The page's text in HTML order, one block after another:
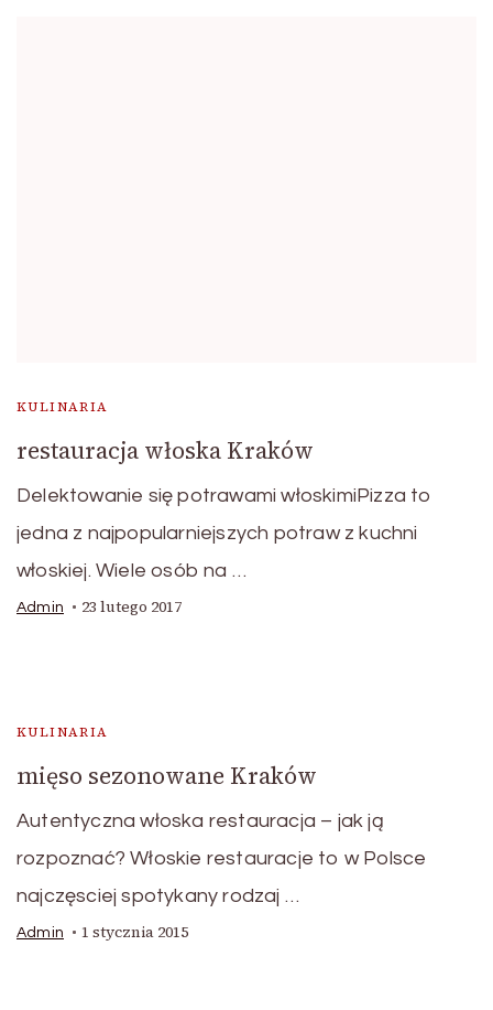
KULINARIA
restauracja włoska Kraków
Delektowanie się potrawami włoskimiPizza to
jedna z najpopularniejszych potraw z kuchni
włoskiej. Wiele osób na …
Admin 23 lutego 2017
KULINARIA
mięso sezonowane Kraków
Autentyczna włoska restauracja – jak ją
rozpoznać? Włoskie restauracje to w Polsce
najczęsciej spotykany rodzaj …
Admin 1 stycznia 2015